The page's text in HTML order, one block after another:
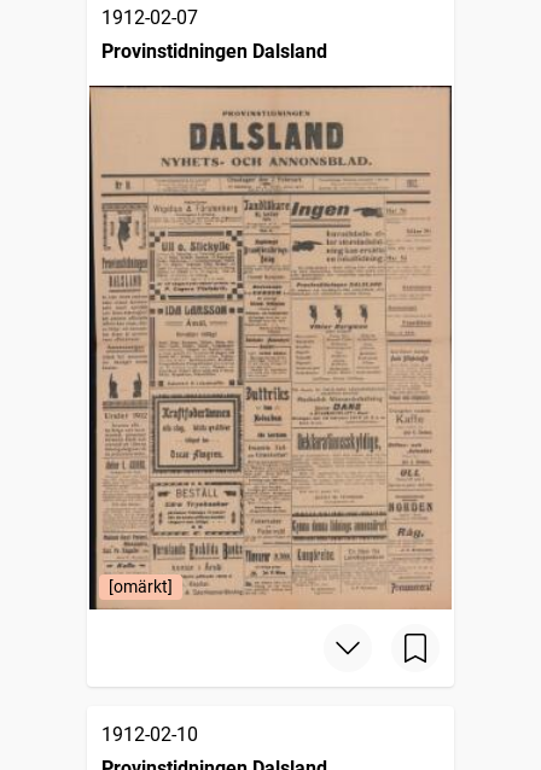
1912-02-07
Provinstidningen Dalsland
[omärkt]
1912-02-10